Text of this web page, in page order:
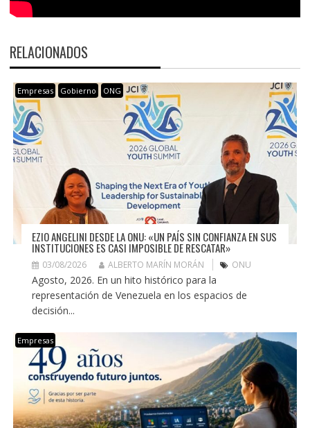
RELACIONADOS
Empresas Gobierno ONG
EZIO ANGELINI DESDE LA ONU: «UN PAÍS SIN CONFIANZA EN SUS
INSTITUCIONES ES CASI IMPOSIBLE DE RESCATAR»
03/08/2026 ALBERTO MARÍN MORÁN ONU
Agosto, 2026. En un hito histórico para la
representación de Venezuela en los espacios de
decisión...
Empresas